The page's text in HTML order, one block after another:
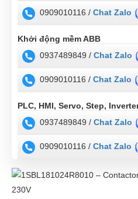
0909010116 / Chat Zalo
Khởi động mềm ABB
0937489849 / Chat Zalo
0909010116 / Chat Zalo
PLC, HMI, Servo, Step,
0937489849 / Chat Zalo
0909010116 / Chat Zalo